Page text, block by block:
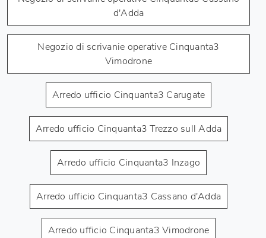
d'Adda
Negozio di scrivanie operative Cinquanta3
Vimodrone
Arredo ufficio Cinquanta3 Carugate
Arredo ufficio Cinquanta3 Trezzo sull Adda
Arredo ufficio Cinquanta3 Inzago
Arredo ufficio Cinquanta3 Cassano d'Adda
Arredo ufficio Cinquanta3 Vimodrone